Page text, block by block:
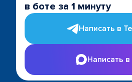
в боте за 1 минуту
Написать в
Написать